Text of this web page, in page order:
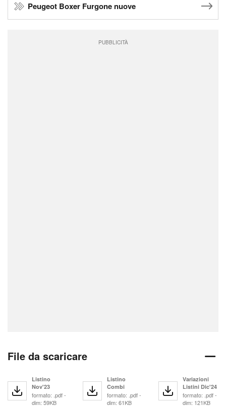
Peugeot Boxer Furgone nuove
PUBBLICITÀ
File da scaricare
Listino
Nov'23
formato: .pdf -
dim: 59KB
Listino
Combi
formato: .pdf -
dim: 61KB
Variazioni
Listini Dic'24
formato: .pdf -
dim: 121KB